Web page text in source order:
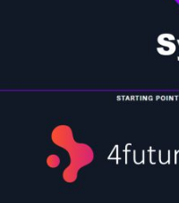
Lovable e Azure: como criar